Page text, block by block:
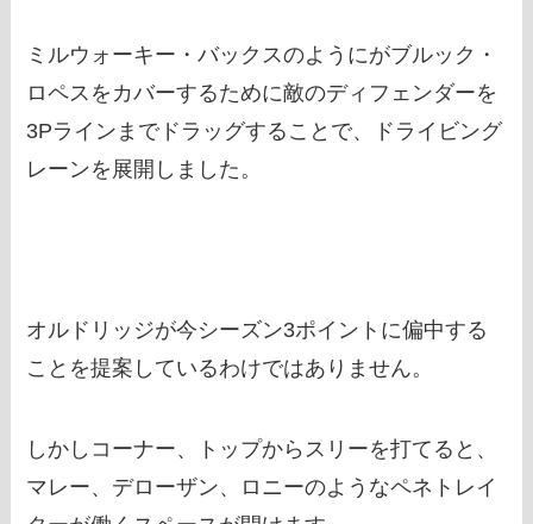
ミルウォーキー・バックスのようにがブルック・
ロペスをカバーするために敵のディフェンダーを
3Pラインまでドラッグすることで、ドライビング
レーンを展開しました。
オルドリッジが今シーズン3ポイントに偏中する
ことを提案しているわけではありません。
しかしコーナー、トップからスリーを打てると、
マレー、デローザン、ロニーのようなペネトレイ